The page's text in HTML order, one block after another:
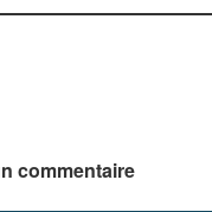
commentaire